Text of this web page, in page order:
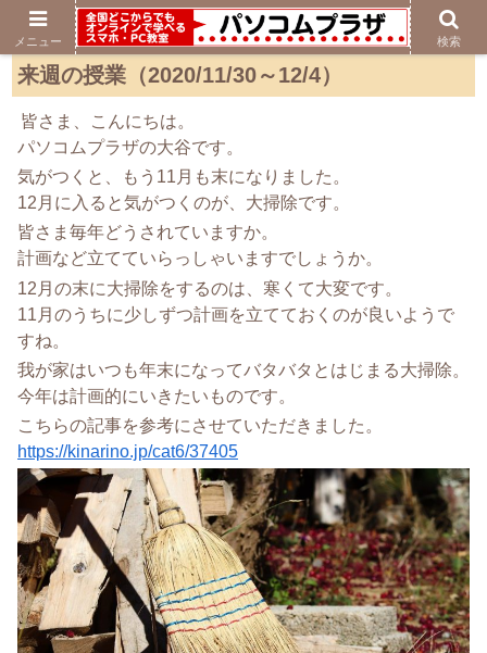
来週の授業（2020/11/30～12/4）
皆さま、こんにちは。
パソコムプラザの大谷です。
気がつくと、もう11月も末になりました。
12月に入ると気がつくのが、大掃除です。
皆さま毎年どうされていますか。
計画など立てていらっしゃいますでしょうか。
12月の末に大掃除をするのは、寒くて大変です。
11月のうちに少しずつ計画を立てておくのが良いようで
すね。
我が家はいつも年末になってバタバタとはじまる大掃除。
今年は計画的にいきたいものです。
こちらの記事を参考にさせていただきました。
https://kinarino.jp/cat6/37405
メニュー 検索